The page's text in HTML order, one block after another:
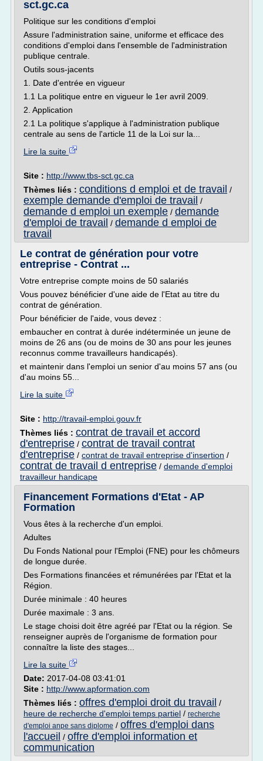
sct.gc.ca
Politique sur les conditions d'emploi
Assure l'administration saine, uniforme et efficace des
conditions d'emploi dans l'ensemble de l'administration
publique centrale.
Outils sous-jacents
1. Date d'entrée en vigueur
1.1 La politique entre en vigueur le 1er avril 2009.
2. Application
2.1 La politique s'applique à l'administration publique
centrale au sens de l'article 11 de la Loi sur la...
Lire la suite
Site : http://www.tbs-sct.gc.ca
Thèmes liés : conditions d emploi et de travail /
exemple demande d'emploi de travail /
demande d emploi un exemple / demande
d'emploi de travail / demande d emploi de
travail
Le contrat de génération pour votre
entreprise - Contrat ...
Votre entreprise compte moins de 50 salariés
Vous pouvez bénéficier d'une aide de l'Etat au titre du
contrat de génération.
Pour bénéficier de l'aide, vous devez :
embaucher en contrat à durée indéterminée un jeune de
moins de 26 ans (ou de moins de 30 ans pour les jeunes
reconnus comme travailleurs handicapés).
et maintenir dans l'emploi un senior d'au moins 57 ans (ou
d'au moins 55...
Lire la suite
Site : http://travail-emploi.gouv.fr
Thèmes liés : contrat de travail et accord
d'entreprise / contrat de travail contrat
d'entreprise / contrat de travail entreprise d'insertion /
contrat de travail d entreprise / demande d'emploi
travailleur handicape
Financement Formations d'Etat - AP
Formation
Vous êtes à la recherche d'un emploi.
Adultes
Du Fonds National pour l'Emploi (FNE) pour les chômeurs
de longue durée.
Des Formations financées et rémunérées par l'Etat et la
Région.
Durée minimale : 40 heures
Durée maximale : 3 ans.
Le stage choisi doit être agréé par l'Etat ou la région. Se
renseigner auprès de l'organisme de formation pour
connaître la liste des stages...
Lire la suite
Date: 2017-04-08 03:41:01
Site : http://www.apformation.com
Thèmes liés : offres d'emploi droit du travail /
heure de recherche d'emploi temps partiel / recherche
d'emploi anpe sans diplome / offres d'emploi dans
l'accueil / offre d'emploi information et
communication